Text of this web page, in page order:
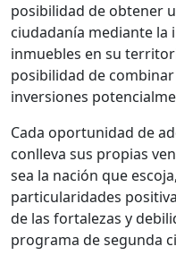
posibilidad de obtener
ciudadanía mediante la
inmuebles en su
posibilidad de
inversiones
Cada oportunidad de
conlleva sus propias
sea la nación que
particularidades
de las fortalezas y
programa de segunda